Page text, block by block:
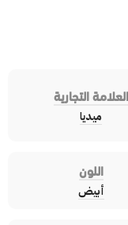
العلامة التجارية
ميديا
اللون
أبيض